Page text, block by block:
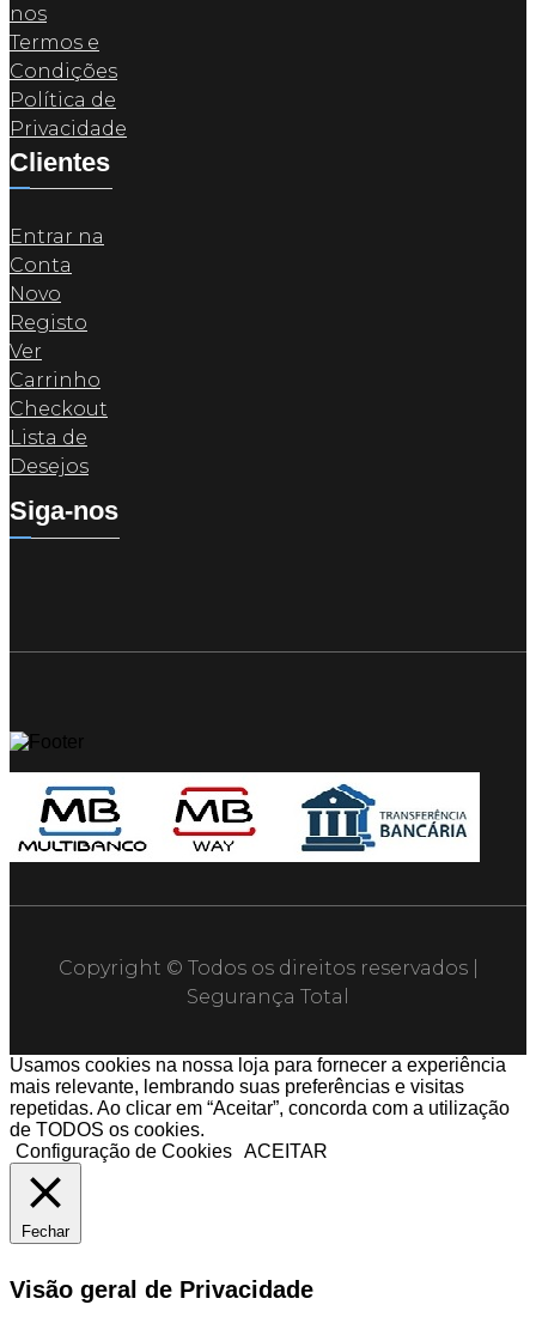
nos
Termos e
Condições
Política de
Privacidade
Clientes
Entrar na
Conta
Novo
Registo
Ver
Carrinho
Checkout
Lista de
Desejos
Siga-nos
Copyright © Todos os direitos reservados |
Segurança Total
Usamos cookies na nossa loja para fornecer a experiência
mais relevante, lembrando suas preferências e visitas
repetidas. Ao clicar em “Aceitar”, concorda com a utilização
de TODOS os cookies.
Configuração de Cookies ACEITAR
Fechar
Visão geral de Privacidade